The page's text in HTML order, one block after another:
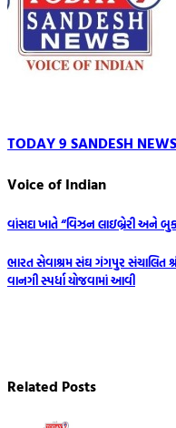
TODAY 9 SANDESH NEWS
Voice of Indian
Post
navigation
વાંસદા ખાતે “વિઝન લાઇબ્રેરી અને
ભારત સેવાશ્રમ સંઘ ગંગપુર સંચાલિત
વાનગી સ્પર્ધા યોજવામાં આવી
Related Posts